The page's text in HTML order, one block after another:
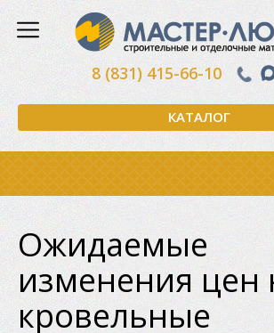
КАТАЛОГ
8 (831) 415-66-10
Ожидаемые
изменения цен
кровельные